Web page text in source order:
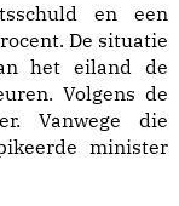
en een
De situatie
het eiland de
Volgens de
Vanwege die
minister